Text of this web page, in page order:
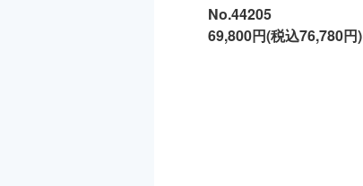
No.44205
69,800円(税込76,780円)